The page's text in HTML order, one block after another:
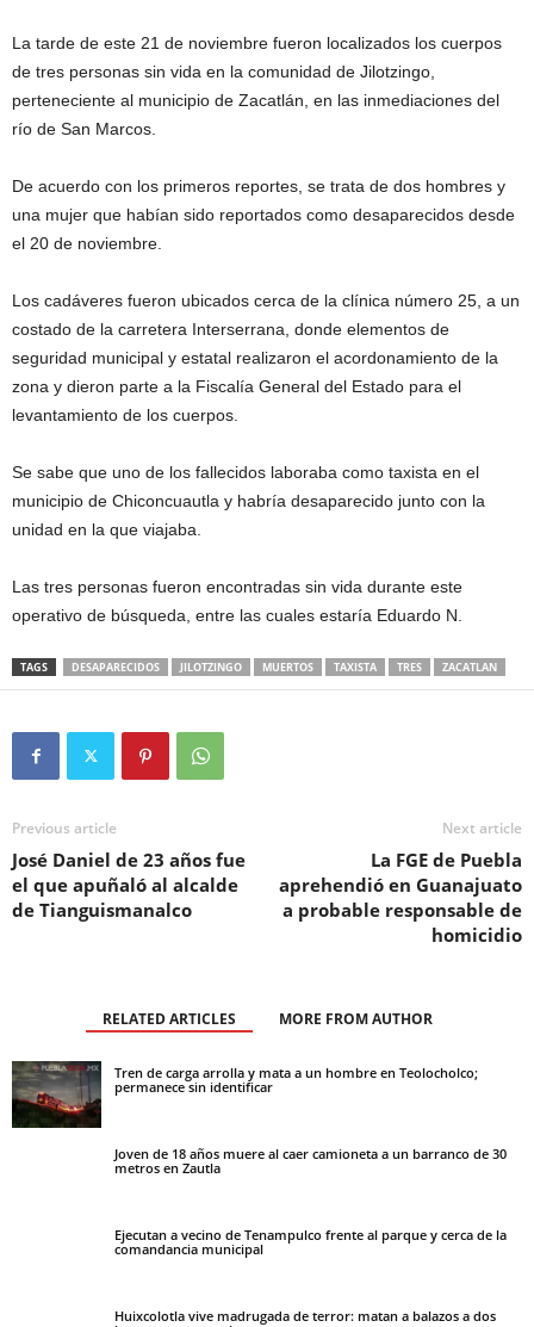
La tarde de este 21 de noviembre fueron localizados los cuerpos
de tres personas sin vida en la comunidad de Jilotzingo,
perteneciente al municipio de Zacatlán, en las inmediaciones del
río de San Marcos.
De acuerdo con los primeros reportes, se trata de dos hombres y
una mujer que habían sido reportados como desaparecidos desde
el 20 de noviembre.
Los cadáveres fueron ubicados cerca de la clínica número 25, a un
costado de la carretera Interserrana, donde elementos de
seguridad municipal y estatal realizaron el acordonamiento de la
zona y dieron parte a la Fiscalía General del Estado para el
levantamiento de los cuerpos.
Se sabe que uno de los fallecidos laboraba como taxista en el
municipio de Chiconcuautla y habría desaparecido junto con la
unidad en la que viajaba.
Las tres personas fueron encontradas sin vida durante este
operativo de búsqueda, entre las cuales estaría Eduardo N.
TAGS DESAPARECIDOS JILOTZINGO MUERTOS TAXISTA TRES ZACATLAN
Previous article
José Daniel de 23 años fue
el que apuñaló al alcalde
de Tianguismanalco
Next article
La FGE de Puebla
aprehendió en Guanajuato
a probable responsable de
homicidio
RELATED ARTICLES MORE FROM AUTHOR
Tren de carga arrolla y mata a un hombre en Teolocholco;
permanece sin identificar
Joven de 18 años muere al caer camioneta a un barranco de 30
metros en Zautla
Ejecutan a vecino de Tenampulco frente al parque y cerca de la
comandancia municipal
Huixcolotla vive madrugada de terror: matan a balazos a dos